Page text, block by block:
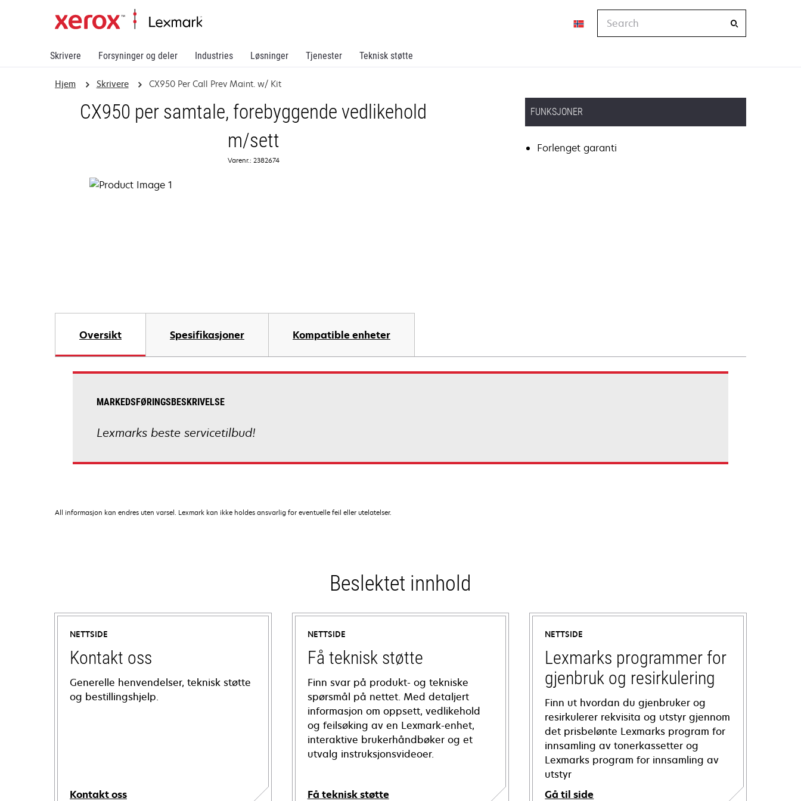
Skrivere Forsyninger og deler Industries Løsninger Tjenester Teknisk støtte
Hjem Skrivere CX950 Per Call Prev Maint. w/ Kit
CX950 per samtale, forebyggende vedlikehold
m/sett
Varenr.: 2382674
FUNKSJONER
Forlenget garanti
Oversikt Spesifikasjoner Kompatible enheter
MARKEDSFØRINGSBESKRIVELSE
Lexmarks beste servicetilbud!
All informasjon kan endres uten varsel. Lexmark kan ikke holdes ansvarlig for eventuelle feil eller utelatelser.
Beslektet innhold
NETTSIDE
Kontakt oss
Generelle henvendelser, teknisk støtte
og bestillingshjelp.
Kontakt oss
NETTSIDE
Få teknisk støtte
Finn svar på produkt- og tekniske
spørsmål på nettet. Med detaljert
informasjon om oppsett, vedlikehold
og feilsøking av en Lexmark-enhet,
interaktive brukerhåndbøker og et
utvalg instruksjonsvideoer.
Få teknisk støtte
NETTSIDE
Lexmarks programmer for
gjenbruk og resirkulering
Finn ut hvordan du gjenbruker og
resirkulerer rekvisita og utstyr gjennom
det prisbelønte Lexmarks program for
innsamling av tonerkassetter og
Lexmarks program for innsamling av
utstyr
Gå til side